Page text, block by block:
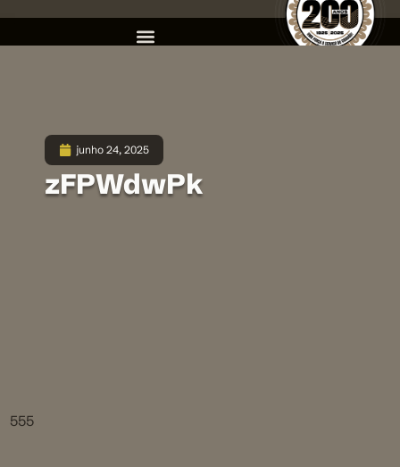
junho 24, 2025
zFPWdwPk
555